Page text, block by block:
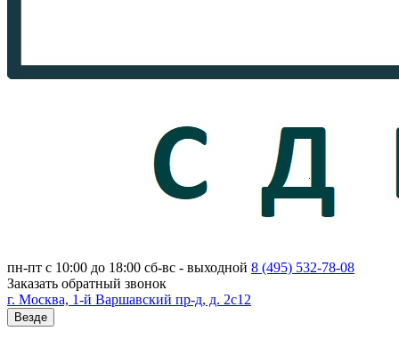
пн-пт с 10:00 до 18:00 сб-вс - выходной 8 (495) 532-78-08
Заказать обратный звонок
г. Москва, 1-й Варшавский пр-д, д. 2с12
Везде